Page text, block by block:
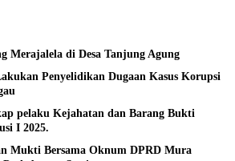
Merajalela di Desa Tanjung Agung
Dugaan Kasus Korupsi
pelaku Kejahatan dan Barang Bukti
I 2025.
Mukti Bersama Oknum DPRD Mura